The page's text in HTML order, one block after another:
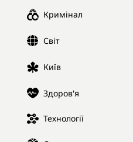
Кримінал
Світ
Київ
Здоров'я
Технології